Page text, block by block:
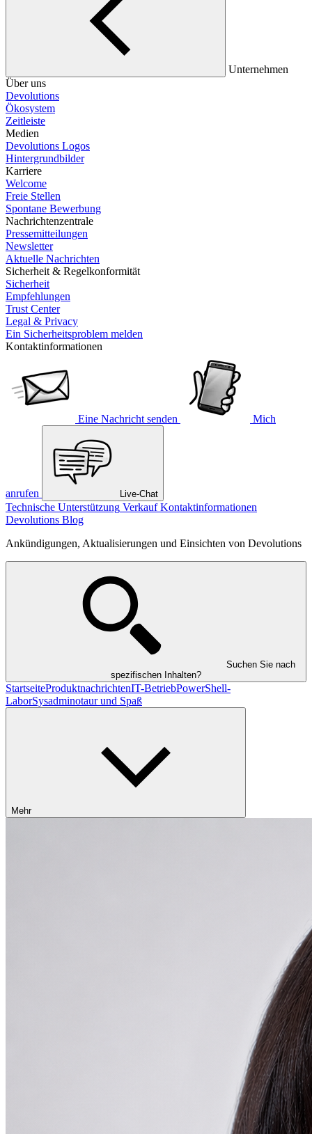
Unternehmen
Über uns
Devolutions
Ökosystem
Zeitleiste
Medien
Devolutions Logos
Hintergrundbilder
Karriere
Welcome
Freie Stellen
Spontane Bewerbung
Nachrichtenzentrale
Pressemitteilungen
Newsletter
Aktuelle Nachrichten
Sicherheit & Regelkonformität
Sicherheit
Empfehlungen
Trust Center
Legal & Privacy
Ein Sicherheitsproblem melden
Kontaktinformationen
Eine Nachricht senden Mich
anrufen Live-Chat
Technische Unterstützung Verkauf Kontaktinformationen
Devolutions Blog
Ankündigungen, Aktualisierungen und Einsichten von Devolutions
Suchen Sie nach
spezifischen Inhalten?
StartseiteProduktnachrichtenIT-BetriebPowerShell-
LaborSysadminotaur und Spaß
Mehr